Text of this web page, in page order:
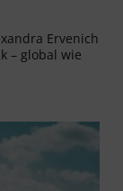
Ervenich
– global wie